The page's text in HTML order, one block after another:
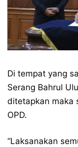
Di tempat yang
Serang Bahrul
ditetapkan maka
OPD.
“Laksanakan